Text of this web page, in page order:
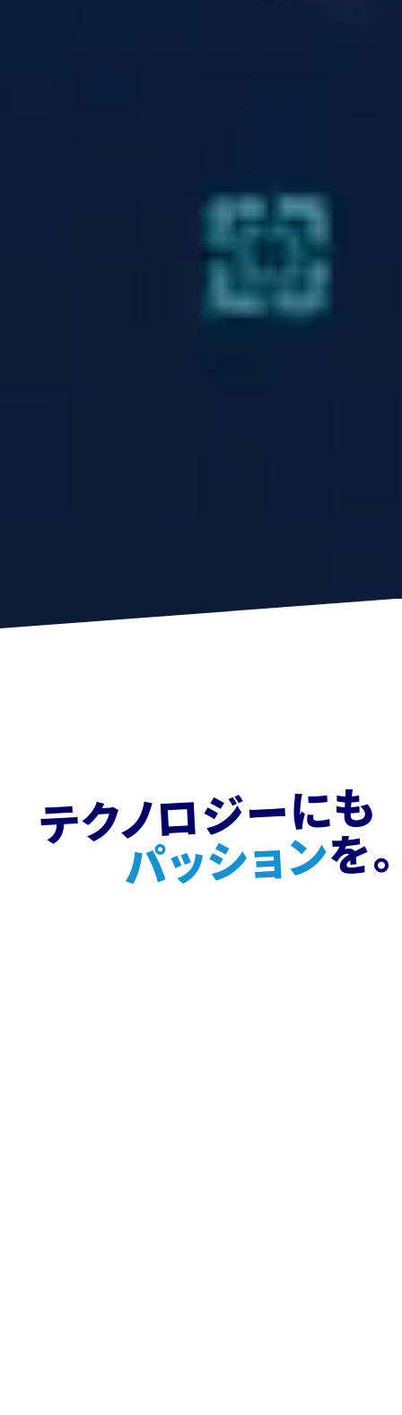
テクノロジーにも
パッションを。